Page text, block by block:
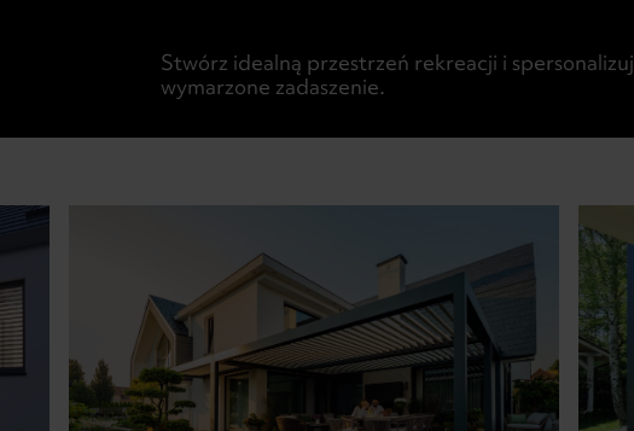
Stwórz idealną przestrzeń rekreacji i spersonalizuj
wymarzone zadaszenie.